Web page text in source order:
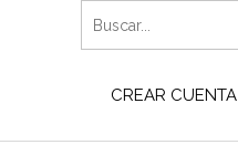
CREAR CUENTA